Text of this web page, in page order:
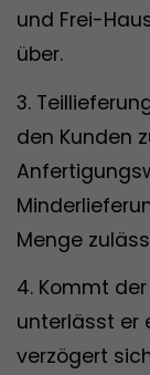
und Frei-
über.
3.
den Kunden
Menge
4. Kommt
unterlässt er
verzögert